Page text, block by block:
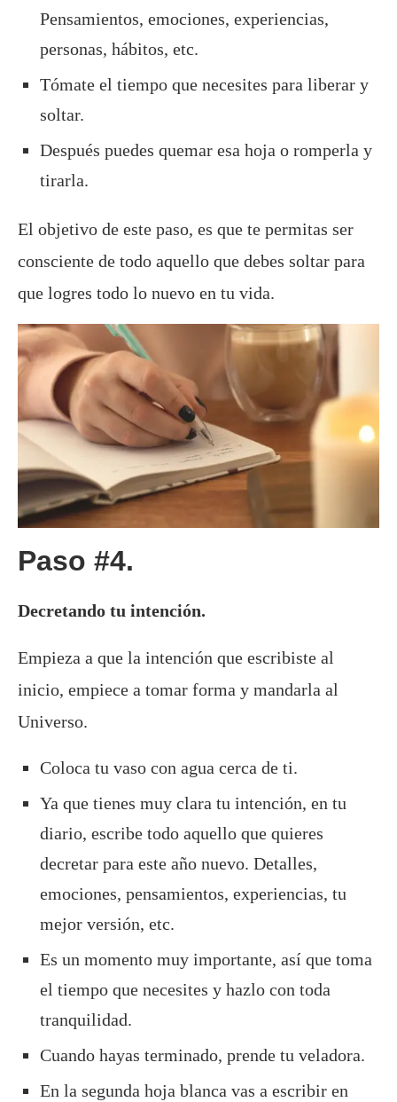
Pensamientos, emociones, experiencias,
personas, hábitos, etc.
Tómate el tiempo que necesites para liberar y
soltar.
Después puedes quemar esa hoja o romperla y
tirarla.
El objetivo de este paso, es que te permitas ser
consciente de todo aquello que debes soltar para
que logres todo lo nuevo en tu vida.
Paso #4.
Decretando tu intención.
Empieza a que la intención que escribiste al
inicio, empiece a tomar forma y mandarla al
Universo.
Coloca tu vaso con agua cerca de ti.
Ya que tienes muy clara tu intención, en tu
diario, escribe todo aquello que quieres
decretar para este año nuevo. Detalles,
emociones, pensamientos, experiencias, tu
mejor versión, etc.
Es un momento muy importante, así que toma
el tiempo que necesites y hazlo con toda
tranquilidad.
Cuando hayas terminado, prende tu veladora.
En la segunda hoja blanca vas a escribir en